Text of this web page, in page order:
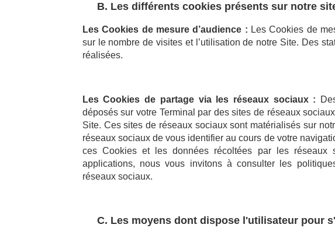
B. Les différents cookies présents sur notre
Les Cookies de mesure d’audience : Les Cookies de
sur le nombre de visites et l’utilisation de notre Site. Des
réalisées.
Les Cookies de partage via les réseaux sociaux :
déposés sur votre Terminal par des sites de réseaux
Site. Ces sites de réseaux sociaux sont matérialisés sur
réseaux sociaux de vous identifier au cours de votre
ces Cookies et les données récoltées par les réseaux
applications, nous vous invitons à consulter les
réseaux sociaux.
C. Les moyens dont dispose l'utilisateur pour